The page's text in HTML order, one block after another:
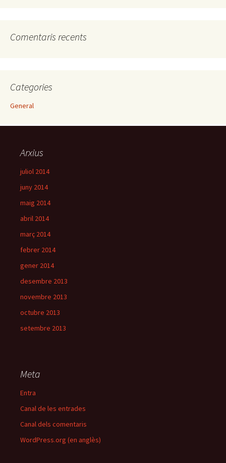
Comentaris recents
Categories
General
Arxius
juliol 2014
juny 2014
maig 2014
abril 2014
març 2014
febrer 2014
gener 2014
desembre 2013
novembre 2013
octubre 2013
setembre 2013
Meta
Entra
Canal de les entrades
Canal dels comentaris
WordPress.org (en anglès)